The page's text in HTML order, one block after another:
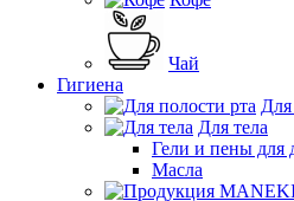
Чай
Гигиена
Для
Для тела
Гели и пены для
Масла